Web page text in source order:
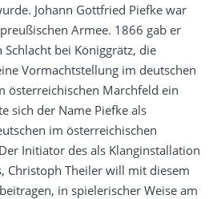
Johann Gottfried Piefke war
Armee. 1866 gab er
bei Königgrätz, die
Vormachtstellung im deutschen
österreichischen Marchfeld ein
sich der Name Piefke als
im österreichischen
Initiator des als Klanginstallation
Christoph Theiler will mit diesem
in spielerischer Weise am